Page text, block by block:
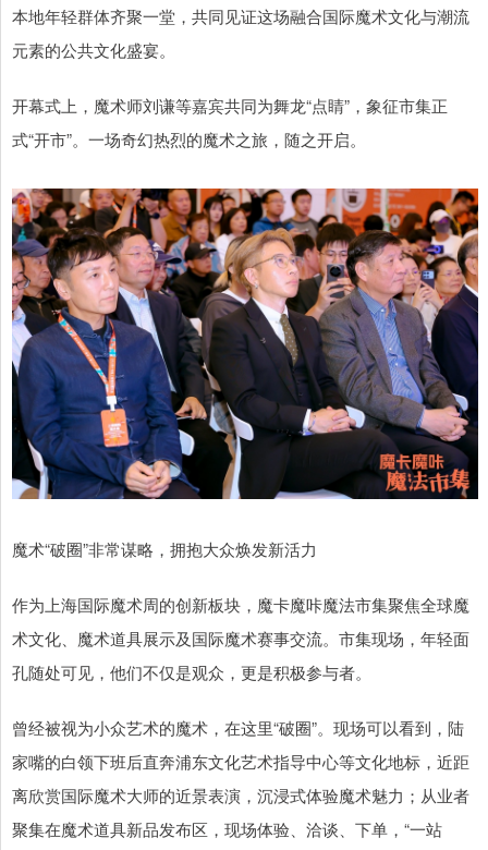
本地年轻群体齐聚一堂，共同见证这场融合国际魔术文化与潮流
元素的公共文化盛宴。
开幕式上，魔术师刘谦等嘉宾共同为舞龙“点睛”，象征市集正
式“开市”。一场奇幻热烈的魔术之旅，随之开启。
魔术“破圈”非常谋略，拥抱大众焕发新活力
作为上海国际魔术周的创新板块，魔卡魔咔魔法市集聚焦全球魔
术文化、魔术道具展示及国际魔术赛事交流。市集现场，年轻面
孔随处可见，他们不仅是观众，更是积极参与者。
曾经被视为小众艺术的魔术，在这里“破圈”。现场可以看到，陆
家嘴的白领下班后直奔浦东文化艺术指导中心等文化地标，近距
离欣赏国际魔术大师的近景表演，沉浸式体验魔术魅力；从业者
聚集在魔术道具新品发布区，现场体验、洽谈、下单，“一站